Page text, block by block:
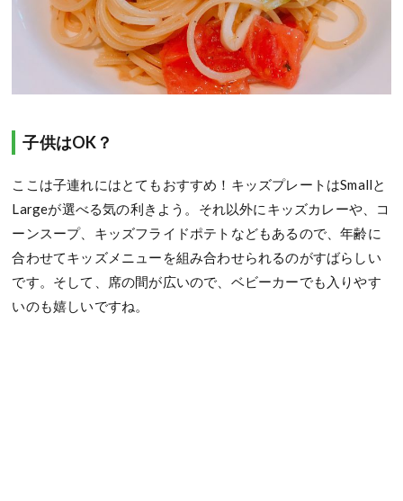
子供はOK？
ここは子連れにはとてもおすすめ！キッズプレートはSmallと
Largeが選べる気の利きよう。それ以外にキッズカレーや、コ
ーンスープ、キッズフライドポテトなどもあるので、年齢に
合わせてキッズメニューを組み合わせられるのがすばらしい
です。そして、席の間が広いので、ベビーカーでも入りやす
いのも嬉しいですね。